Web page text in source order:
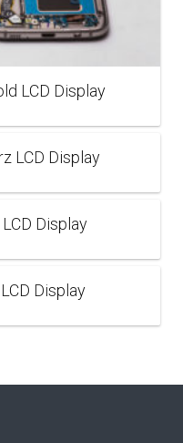
LCD Display
LCD Display
Display
Display